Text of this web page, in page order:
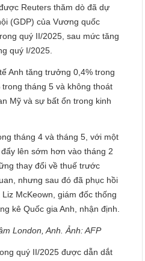
Reuters thăm dò đã dự
(GDP) của Vương quốc
quý II/2025, sau mức tăng
quý I/2025.
Anh tăng trưởng 0,4% trong
tháng 5 và không thoát
Mỹ và sự bất ổn trong kinh
tháng 4 và tháng 5, với một
lên sớm hơn vào tháng 2
thay đổi về thuế trước
nhưng sau đó đã phục hồi
McKeown, giám đốc thống
kê Quốc gia Anh, nhận định.
London, Anh. Ảnh: AFP
quý II/2025 được dẫn dắt